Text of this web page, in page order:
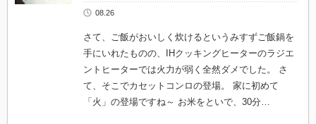
(IH
ヒ
タ
で
ス
ン
レ
ス
08.26
さて、ご飯がおいしく炊けるというみすずご飯鍋を
手にいれたものの、IHクッキングヒーターのラジエ
ントヒーターでは火力が弱く全然ダメでした。 さ
て、そこでカセットコンロの登場。 家に初めて
「火」の登場ですね～ お米をといで、30分…